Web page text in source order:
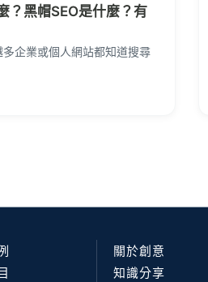
？黑帽SEO是什麼？有
企業或個人網站都知道搜尋
關於創意
知識分享